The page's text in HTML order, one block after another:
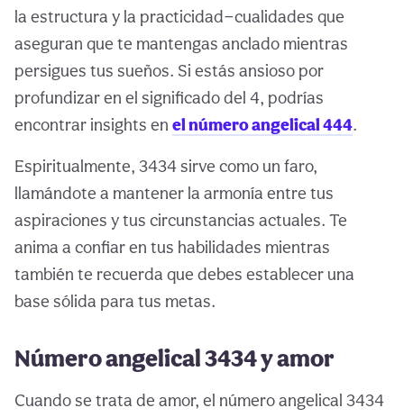
la estructura y la practicidad—cualidades que
aseguran que te mantengas anclado mientras
persigues tus sueños. Si estás ansioso por
profundizar en el significado del 4, podrías
encontrar insights en el número angelical 444.
Espiritualmente, 3434 sirve como un faro,
llamándote a mantener la armonía entre tus
aspiraciones y tus circunstancias actuales. Te
anima a confiar en tus habilidades mientras
también te recuerda que debes establecer una
base sólida para tus metas.
Número angelical 3434 y amor
Cuando se trata de amor, el número angelical 3434